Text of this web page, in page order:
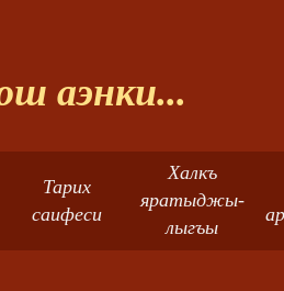
аэнки...
Тарих
саифеси
Халкъ
яратыджы-
лыгъы